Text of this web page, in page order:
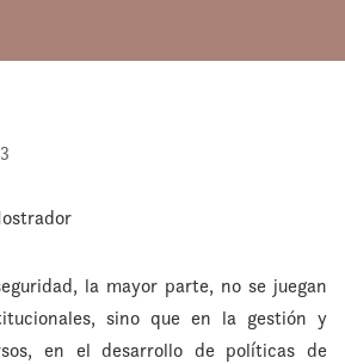
la mayor parte, no se juegan
sino que en la gestión y
en el desarrollo de políticas de